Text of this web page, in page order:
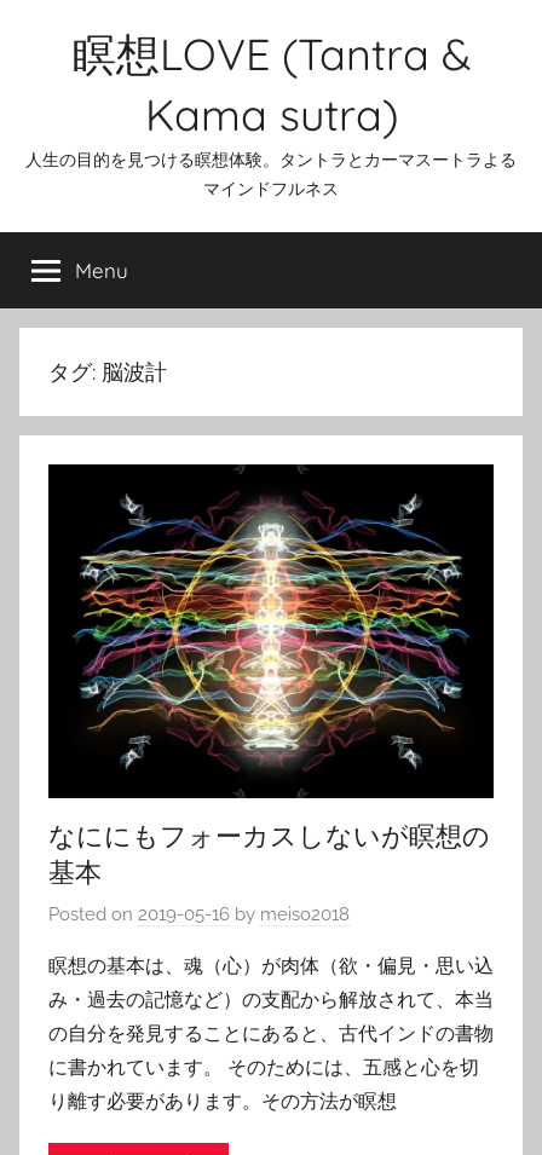
瞑想LOVE (Tantra &
Kama sutra)
人生の目的を見つける瞑想体験。タントラとカーマスートラよる
マインドフルネス
Menu
タグ: 脳波計
なににもフォーカスしないが瞑想の
基本
Posted on 2019-05-16 by meiso2018
瞑想の基本は、魂（心）が肉体（欲・偏見・思い込
み・過去の記憶など）の支配から解放されて、本当
の自分を発見することにあると、古代インドの書物
に書かれています。 そのためには、五感と心を切
り離す必要があります。その方法が瞑想